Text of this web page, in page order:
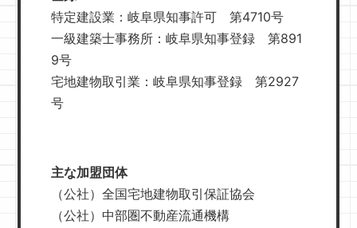
特定建設業：岐阜県知事許可 第4710号
一級建築士事務所：岐阜県知事登録 第891
9号
宅地建物取引業：岐阜県知事登録 第2927
号
主な加盟団体
（公社）全国宅地建物取引保証協会
（公社）中部圏不動産流通機構